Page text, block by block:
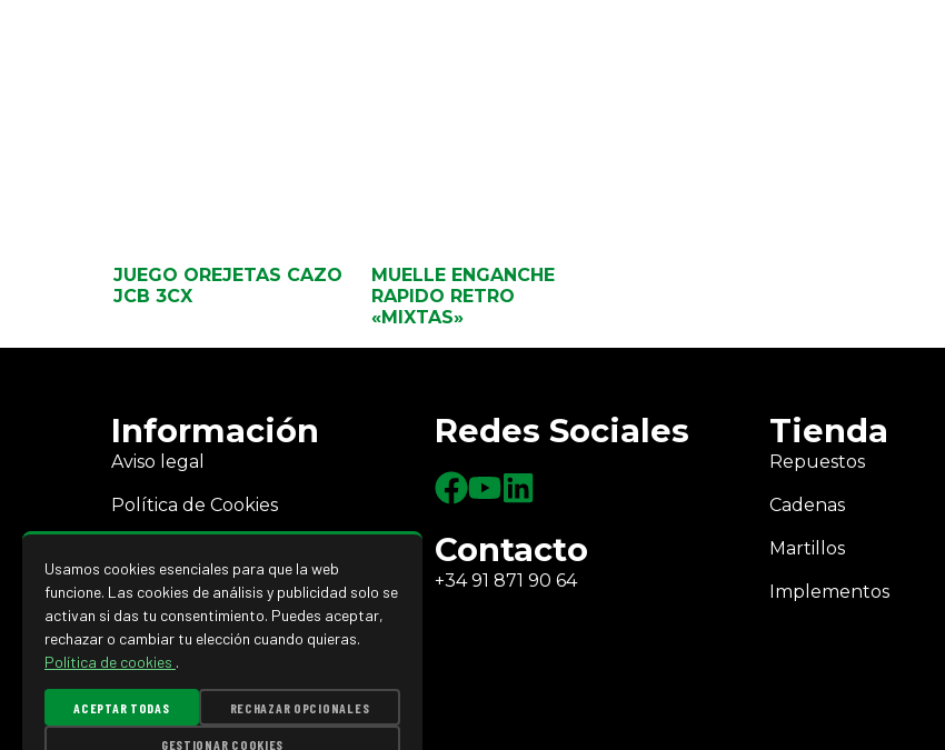
JUEGO OREJETAS CAZO
JCB 3CX
MUELLE ENGANCHE
RAPIDO RETRO
«MIXTAS»
Información
Aviso legal
Política de Cookies
Devoluciones y reembolsos
Redes Sociales
Contacto
+34 91 871 90 64
Tienda
Repuestos
Cadenas
Martillos
Implementos
Usamos cookies esenciales para que la web
funcione. Las cookies de análisis y publicidad solo se
activan si das tu consentimiento. Puedes aceptar,
rechazar o cambiar tu elección cuando quieras.
Política de cookies .
ACEPTAR TODAS RECHAZAR OPCIONALES
GESTIONAR COOKIES